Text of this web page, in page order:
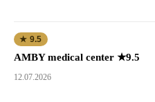
★ 9.5
AMBY medical center ★9.5
12.07.2026